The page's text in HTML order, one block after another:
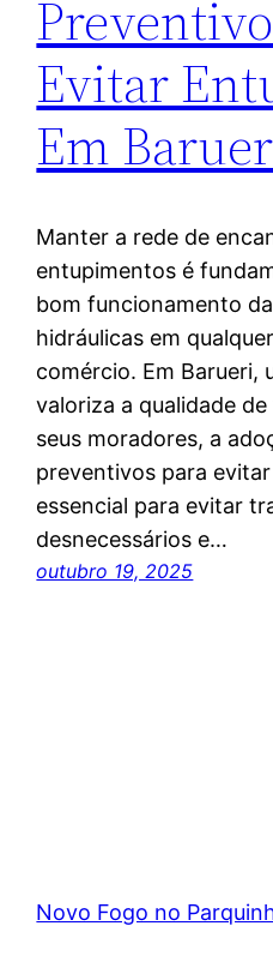
Evitar
Em
Manter a rede de
entupimentos é
bom funcionamento
hidráulicas em
comércio. Em Barueri,
valoriza a qualidade
seus moradores, a
preventivos para
essencial para evitar
desnecessários e…
outubro 19, 2025
Novo Fogo no